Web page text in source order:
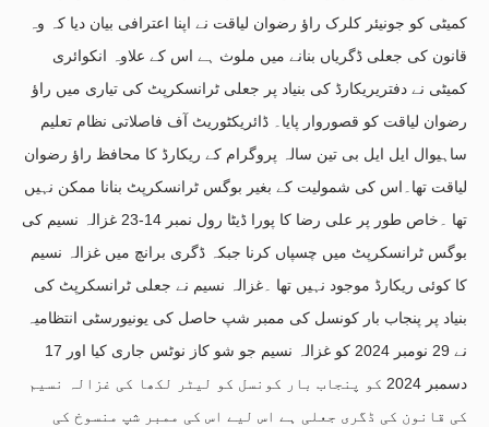
کمیٹی کو جونیئر کلرک راؤ رضوان لیاقت نے اپنا اعترافی بیان دیا کہ وہ
قانون کی جعلی ڈگریاں بنانے میں ملوث ہے اس کے علاوہ انکوائری
کمیٹی نے دفتریریکارڈ کی بنیاد پر جعلی ٹرانسکرپٹ کی تیاری میں راؤ
رضوان لیاقت کو قصوروار پایا۔ ڈائریکٹوریٹ آف فاصلاتی نظام تعلیم
ساہیوال ایل ایل بی تین سالہ پروگرام کے ریکارڈ کا محافظ راؤ رضوان
لیاقت تھا۔اس کی شمولیت کے بغیر بوگس ٹرانسکرپٹ بنانا ممکن نہیں
تھا ۔خاص طور پر علی رضا کا پورا ڈیٹا رول نمبر 14-23 غزالہ نسیم کی
بوگس ٹرانسکرپٹ میں چسپاں کرنا جبکہ ڈگری برانچ میں غزالہ نسیم
کا کوئی ریکارڈ موجود نہیں تھا ۔غزالہ نسیم نے جعلی ٹرانسکرپٹ کی
بنیاد پر پنجاب بار کونسل کی ممبر شپ حاصل کی یونیورسٹی انتظامیہ
نے 29 نومبر 2024 کو غزالہ نسیم جو شو کاز نوٹس جاری کیا اور 17
دسمبر 2024 کو پنجاب بار کونسل کو لیٹر لکھا کی غزالہ نسیم
کی قانون کی ڈگری جعلی ہے اس لیے اس کی ممبر شپ منسوخ کی